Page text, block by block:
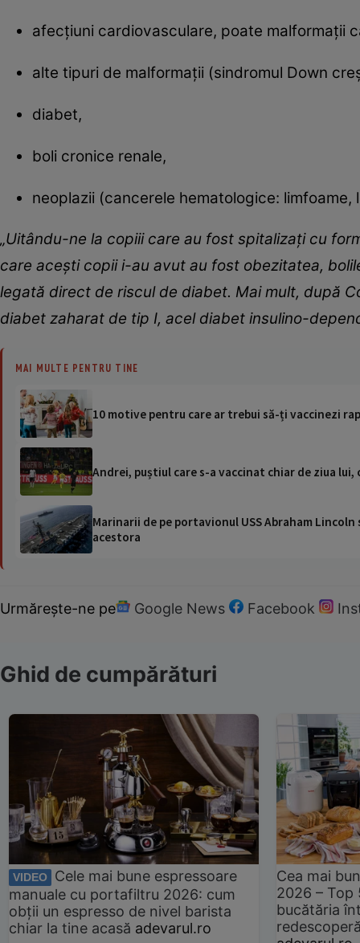
afecțiuni cardiovasculare, poate malformații
alte tipuri de malformații (sindromul Down
diabet,
boli cronice renale,
neoplazii (cancerele hematologice: limfoame,
„Uitându-ne la copiii care au fost spitalizați cu
care acești copii i-au avut au fost obezitatea,
legată direct de riscul de diabet. Mai mult, după
diabet zaharat de tip I, acel diabet insulino-
MAI MULTE PENTRU TINE
10 motive pentru care ar trebui să-ți vaccinezi
Andrei, puștiul care s-a vaccinat chiar de ziua
Marinarii de pe portavionul USS Abraham
acestora
Urmărește-ne pe Google News Facebook
Ghid de cumpărături
VIDEO
Cele mai bune espressoare
manuale cu portafiltru 2026: cum
obții un espresso de nivel barista
chiar la tine acasă adevarul.ro
Cea mai
2026 –
bucătăria